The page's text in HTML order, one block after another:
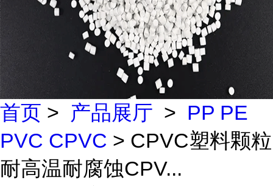
首页 > 产品展厅 > PP PE
PVC CPVC > CPVC塑料颗粒
耐高温耐腐蚀CPV...